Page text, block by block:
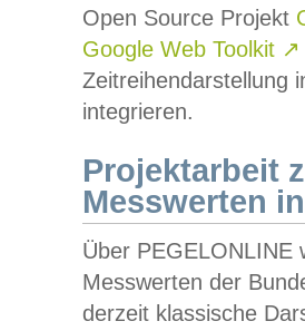
Open Source Projekt
Google Web Toolkit ↗
Zeitreihendarstellung
integrieren.
Projektarbeit
Messwerten
Über PEGELONLINE
Messwerten der
derzeit klassische